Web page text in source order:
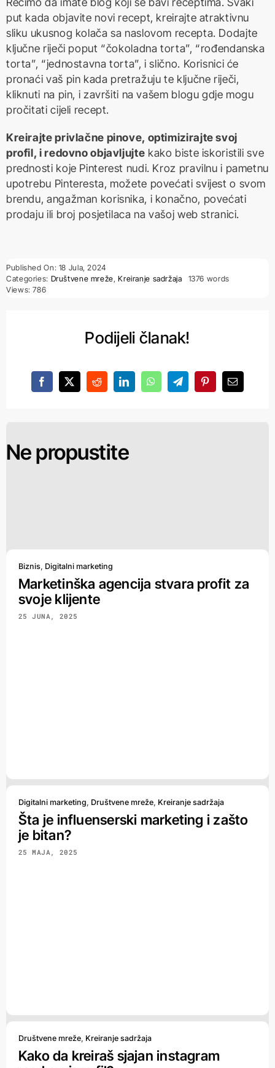
put kada objavite novi recept, kreirajte atraktivnu
sliku ukusnog kolača sa naslovom recepta. Dodajte
ključne riječi poput “čokoladna torta”, “rođendanska
torta”, “jednostavna torta”, i slično. Korisnici će
pronaći vaš pin kada pretražuju te ključne riječi,
kliknuti na pin, i završiti na vašem blogu gdje mogu
pročitati cijeli recept.
Kreirajte privlačne pinove, optimizirajte svoj
profil, i redovno objavljujte kako biste iskoristili sve
prednosti koje Pinterest nudi. Kroz pravilnu i pametnu
upotrebu Pinteresta, možete povećati svijest o svom
brendu, angažman korisnika, i konačno, povećati
prodaju ili broj posjetilaca na vašoj web stranici.
Published On: 18 Jula, 2024
Categories: Društvene mreže ,Kreiranje sadržaja
1376 words
Views: 786
Podijeli članak!
Ne propustite
Biznis Digitalni marketing
Marketinška agencija stvara profit za
svoje klijente
25 JUNA, 2025
Digitalni marketing Društvene mreže, Kreiranje sadržaja
Šta je influenserski marketing i zašto
je bitan?
25 MAJA, 2025
Društvene mreže, Kreiranje sadržaja
Kako da kreiraš sjajan instagram